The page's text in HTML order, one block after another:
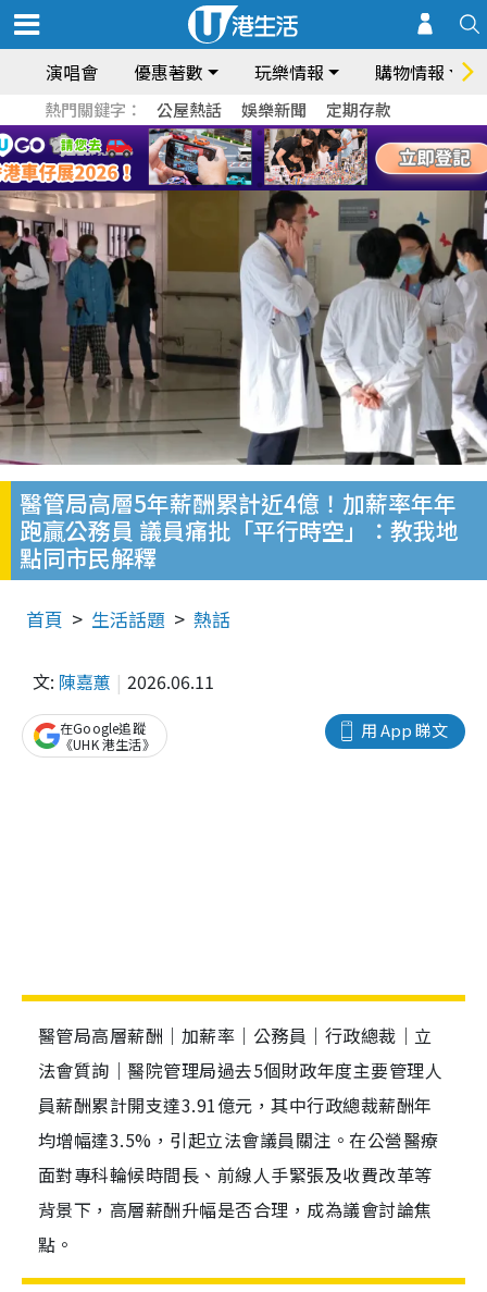
演唱會 優惠著數 玩樂情報 購物情報
熱門關鍵字： 公屋熱話 娛樂新聞 定期存款
醫管局高層5年薪酬累計近4億！加薪率年年
跑贏公務員 議員痛批「平行時空」：教我地
點同市民解釋
首頁 生活話題 熱話
文: 陳嘉蕙 2026.06.11
用 App 睇文
在Google追蹤
《UHK 港生活》
醫管局高層薪酬｜加薪率｜公務員｜行政總裁｜立
法會質詢｜醫院管理局過去5個財政年度主要管理人
員薪酬累計開支達3.91億元，其中行政總裁薪酬年
均增幅達3.5%，引起立法會議員關注。在公營醫療
面對專科輪候時間長、前線人手緊張及收費改革等
背景下，高層薪酬升幅是否合理，成為議會討論焦
點。